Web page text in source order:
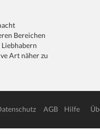
Bereichen
Art näher zu
AGB Hilfe